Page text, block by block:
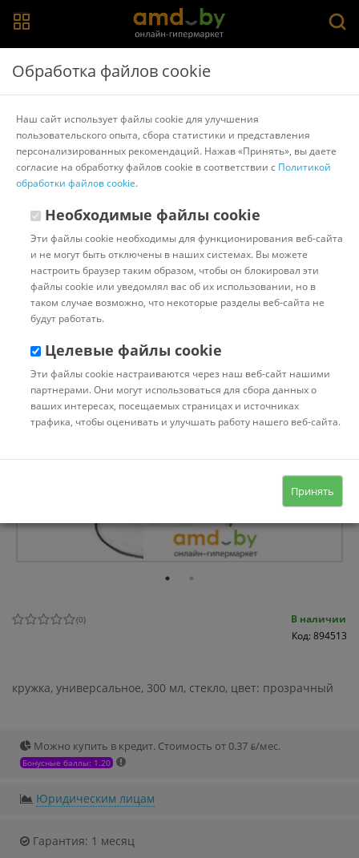
Главная > Каталог товаров
Кружки, чашки, стаканы для
горячих напитков > PERFECTO LINEA
Кружка Perfecto Linea 30-002300
Другие товары PERFECTO LINEA
(0)
В наличии
Код: 894513
кружка, универсальное, 300 мл, стекло, цвет: прозрачный
Можно купить в кредит. Стоимость от 0.37 ƃ/мec.
Бонусные баллы: 1.20
Юридическим лицам
Гарантия: 1 месяц
Обработка файлов cookie
Наш сайт использует файлы cookie для улучшения
пользовательского опыта, сбора статистики и представления
персонализированных рекомендаций. Нажав «Принять», вы даете
согласие на обработку файлов cookie в соответствии с Политикой
обработки файлов cookie.
Необходимые файлы cookie
Эти файлы cookie необходимы для функционирования веб-сайта
и не могут быть отключены в наших системах. Вы можете
настроить браузер таким образом, чтобы он блокировал эти
файлы cookie или уведомлял вас об их использовании, но в
таком случае возможно, что некоторые разделы веб-сайта не
будут работать.
Целевые файлы cookie
Эти файлы cookie настраиваются через наш веб-сайт нашими
партнерами. Они могут использоваться для сбора данных о
ваших интересах, посещаемых страницах и источниках
трафика, чтобы оценивать и улучшать работу нашего веб-сайта.
Принять